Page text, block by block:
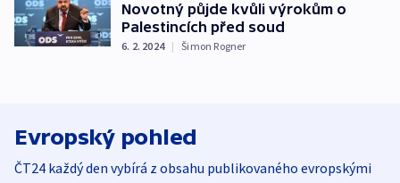
Novotný půjde kvůli výrokům o
Palestincích před soud
6. 2. 2024 | Šimon Rogner
Evropský pohled
ČT24 každý den vybírá z obsahu publikovaného evropskými